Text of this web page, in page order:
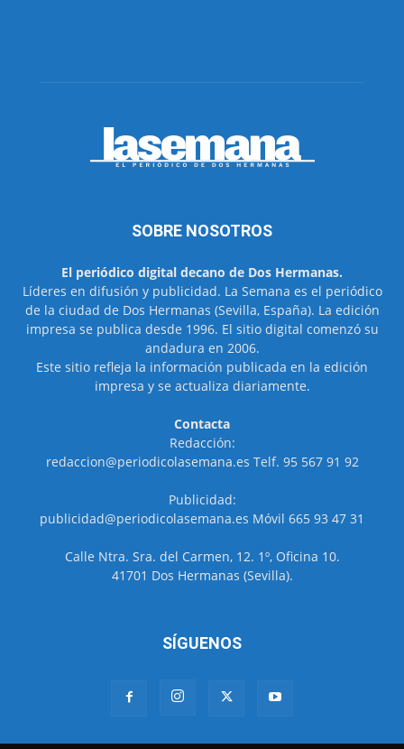
SOBRE NOSOTROS
El periódico digital decano de Dos Hermanas.
Líderes en difusión y publicidad. La Semana es el periódico
de la ciudad de Dos Hermanas (Sevilla, España). La edición
impresa se publica desde 1996. El sitio digital comenzó su
andadura en 2006.
Este sitio refleja la información publicada en la edición
impresa y se actualiza diariamente.
Contacta
Redacción:
redaccion@periodicolasemana.es Telf. 95 567 91 92
Publicidad:
publicidad@periodicolasemana.es Móvil 665 93 47 31
Calle Ntra. Sra. del Carmen, 12. 1º, Oficina 10.
41701 Dos Hermanas (Sevilla).
SÍGUENOS